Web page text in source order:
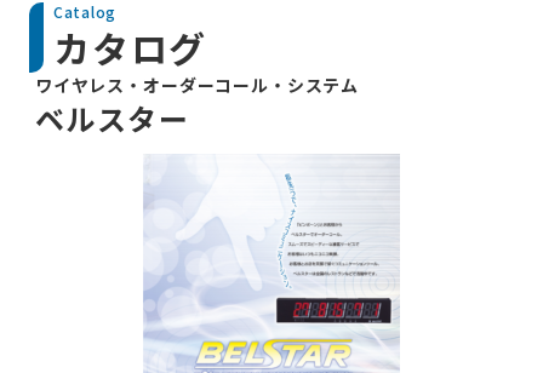
Catalog
カタログ
ワイヤレス・オーダーコール・システム
ベルスター